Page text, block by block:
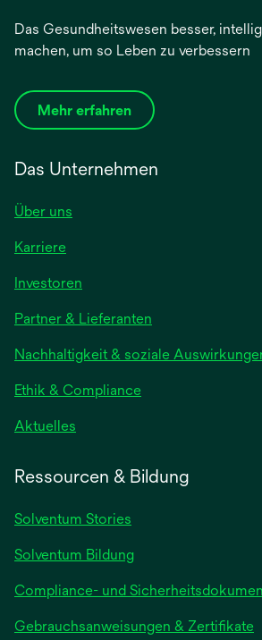
Das Gesundheitswesen besser,
machen, um so Leben zu verbessern
Mehr erfahren
Das Unternehmen
Über uns
Karriere
Investoren
einer
neuen
Registerkarte
geöffnet
Partner & Lieferanten
Nachhaltigkeit & soziale
Ethik & Compliance
Aktuelles
Registerkarte
Ressourcen & Bildung
Solventum Stories
Solventum Bildung
Compliance- und
Gebrauchsanweisungen & Zertifikate